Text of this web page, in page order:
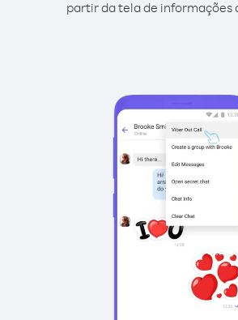
partir da tela de informações